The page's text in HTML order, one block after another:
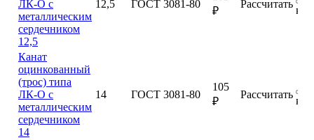
ЛК-О с
металлическим
сердечником
12,5
12,5 ГОСТ 3081-80
₽
Рассчитать
Канат
оцинкованный
(трос) типа
ЛК-О с
металлическим
сердечником
14
14 ГОСТ 3081-80
105
₽
Рассчитать